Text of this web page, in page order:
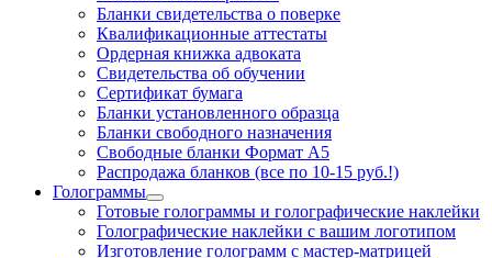
Бланки свидетельства о поверке
Квалификационные аттестаты
Ордерная книжка адвоката
Свидетельства об обучении
Сертификат бумага
Бланки установленного образца
Бланки свободного назначения
Свободные бланки Формат А5
Распродажа бланков (все по 10-15 руб.!)
Голограммы
Готовые голограммы и голографические наклейки
Голографические наклейки с вашим логотипом
Изготовление голограмм с мастер-матрицей